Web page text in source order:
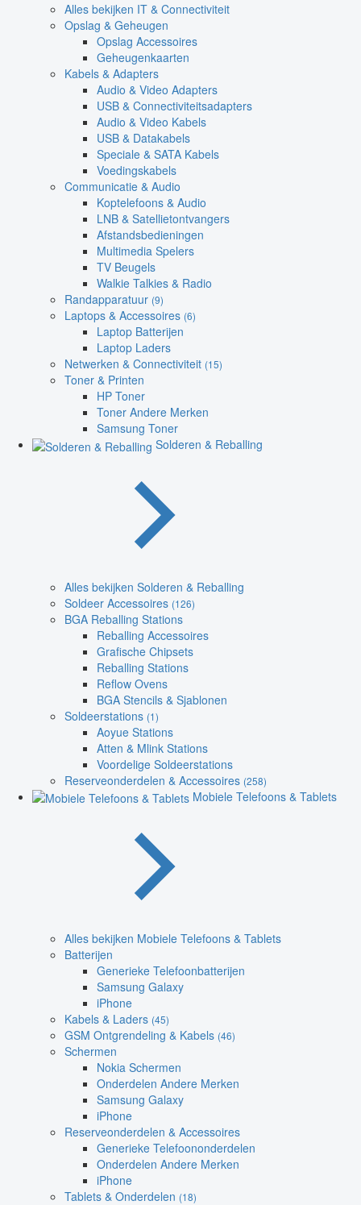
Alles bekijken IT & Connectiviteit
Opslag & Geheugen
Opslag Accessoires
Geheugenkaarten
Kabels & Adapters
Audio & Video Adapters
USB & Connectiviteitsadapters
Audio & Video Kabels
USB & Datakabels
Speciale & SATA Kabels
Voedingskabels
Communicatie & Audio
Koptelefoons & Audio
LNB & Satellietontvangers
Afstandsbedieningen
Multimedia Spelers
TV Beugels
Walkie Talkies & Radio
Randapparatuur (9)
Laptops & Accessoires (6)
Laptop Batterijen
Laptop Laders
Netwerken & Connectiviteit (15)
Toner & Printen
HP Toner
Toner Andere Merken
Samsung Toner
Solderen & Reballing
Alles bekijken Solderen & Reballing
Soldeer Accessoires (126)
BGA Reballing Stations
Reballing Accessoires
Grafische Chipsets
Reballing Stations
Reflow Ovens
BGA Stencils & Sjablonen
Soldeerstations (1)
Aoyue Stations
Atten & Mlink Stations
Voordelige Soldeerstations
Reserveonderdelen & Accessoires (258)
Mobiele Telefoons & Tablets
Alles bekijken Mobiele Telefoons & Tablets
Batterijen
Generieke Telefoonbatterijen
Samsung Galaxy
iPhone
Kabels & Laders (45)
GSM Ontgrendeling & Kabels (46)
Schermen
Nokia Schermen
Onderdelen Andere Merken
Samsung Galaxy
iPhone
Reserveonderdelen & Accessoires
Generieke Telefoononderdelen
Onderdelen Andere Merken
iPhone
Tablets & Onderdelen (18)